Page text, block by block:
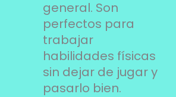
general. Son
perfectos para
trabajar
habilidades físicas
sin dejar de jugar y
pasarlo bien.